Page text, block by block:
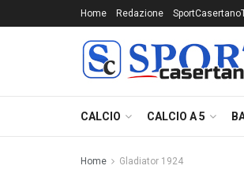
Home Redazione
CALCIO CALCIO A 5
Home Gladiator 1924